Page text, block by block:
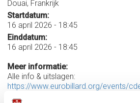
Douai, Frankrijk
Startdatum:
16 april 2026 - 18:45
Einddatum:
16 april 2026 - 18:45
Meer informatie:
Alle info & uitslagen:
https://www.eurobillard.org/events/